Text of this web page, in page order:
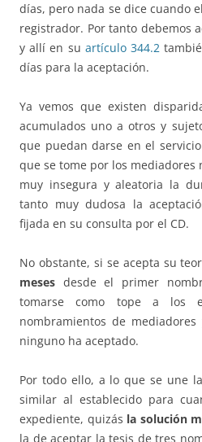
días, pero nada se dice cuando
registrador. Por tanto debemos
y allí en su artículo 344.2
días para la aceptación.
Ya vemos que existen
acumulados uno a otros y
que puedan darse en el
que se tome por los
muy insegura y aleatoria la
tanto muy dudosa la
fijada en su consulta por el CD.
No obstante, si se acepta su
meses desde el primer
tomarse como tope a los
nombramientos de
ninguno ha aceptado.
Por todo ello, a lo que se une
similar al establecido para
expediente, quizás la solución
la de aceptar la tesis de tres